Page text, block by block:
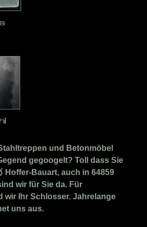
und Betonmöbel
gegoogelt? Toll dass Sie
Hoffer-Bauart, auch in 64859
wir für Sie da. Für
wir Ihr Schlosser. Jahrelange
uns aus.